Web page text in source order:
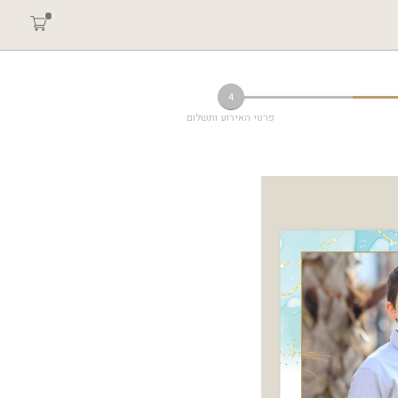
4
פרטי האירוע ותשלום